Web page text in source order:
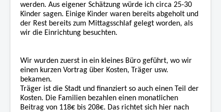
werden. Aus eigener Schätzung würde ich circa 25-30
Kinder sagen. Einige Kinder waren bereits abgeholt und
der Rest bereits zum Mittagsschlaf gelegt worden, als
wir die Einrichtung besuchten.
Wir wurden zuerst in ein kleines Büro geführt, wo wir
einen kurzen Vortrag über Kosten, Träger usw.
bekamen.
Träger ist die Stadt und finanziert so auch einen Teil der
Kosten. Die Familien bezahlen einen monatlichen
Beitrag von 118€ bis 208€. Das richtet sich hier nach